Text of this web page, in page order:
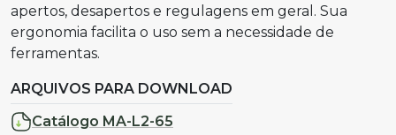
apertos, desapertos e regulagens em geral. Sua
ergonomia facilita o uso sem a necessidade de
ferramentas.
ARQUIVOS PARA DOWNLOAD
Catálogo MA-L2-65